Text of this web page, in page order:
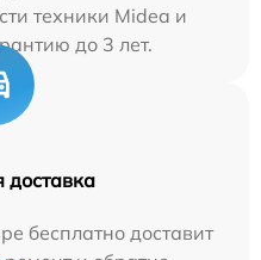
техники Midea и
до 3 лет.
доставка
бесплатно доставит